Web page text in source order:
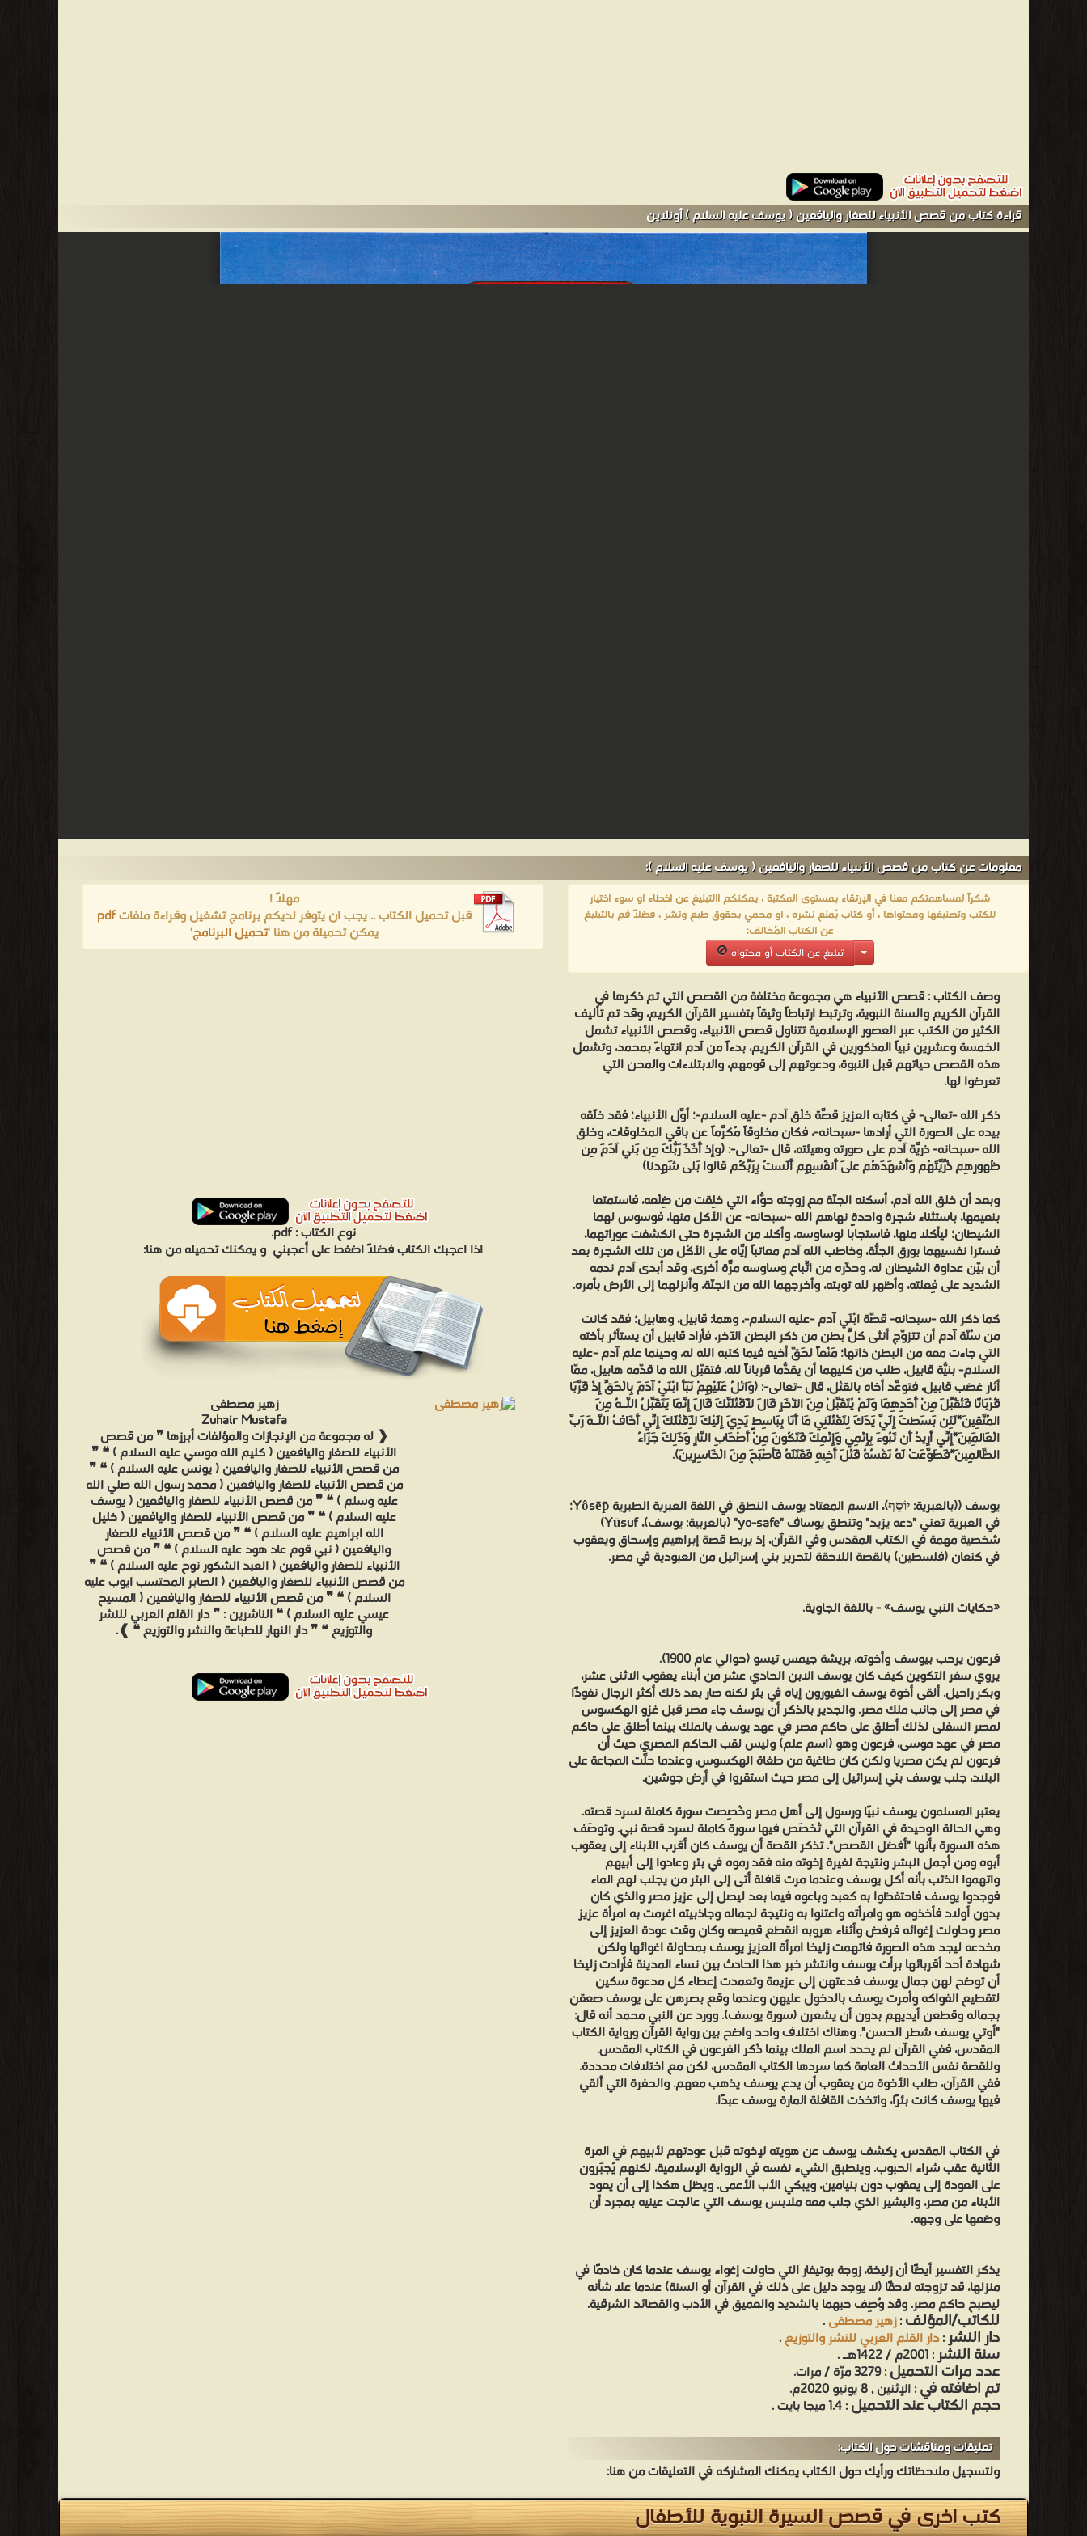
الفواكه وأمرت يوسف بالدخول عليهن وعندما وقع بصرهن على يوسف صعقن بجماله وقطعن أيديهم بدون أن يشعرن (سورة يوسف). وورد عن النبي محمد أنه قال: "أوتي يوسف شطر الحسن". وهناك
اختلاف واحد واضح بين رواية القرآن ورواية الكتاب المقدس، ففي القرآن لم يحدد اسم الملك بينما ذُكر الفرعون في الكتاب المقدس. وللقصة نفس الأحداث العامة كما سردها الكتاب المقدس، لكن مع
اختلافات محددة. ففي القرآن، طلب الأخوة من يعقوب أن يدع يوسف يذهب معهم. والحفرة التي أُلقي فيها يوسف كانت بئرًا، واتخذت القافلة المارة يوسف عبدًا. في الكتاب المقدس، يكشف يوسف عن
هويته لإخوته قبل عودتهم لأبيهم في المرة الثانية عقب شراء الحبوب. وينطبق الشيء نفسه في الرواية الإسلامية، لكنهم يُجبَرون على العودة إلى يعقوب دون بنيامين، ويبكي الأب الأعمى. ويظل هكذا
إلى أن يعود الأبناء من مصر، والبشير الذي جلب معه ملابس يوسف التي عالجت عينيه بمجرد أن وضعها على وجهه. يذكر التفسير أيضًا أن زليخة، زوجة بوتيفار التي حاولت إغواء يوسف عندما كان خادمًا في
منزلها، قد تزوجته لاحقًا (لا يوجد دليل على ذلك في القرآن أو السنة) عندما علا شأنه ليصبح حاكم مصر. وقد وُصِف حبهما بالشديد والعميق في الأدب والقصائد الشرقية.
قراءة كتاب من قصص الأنبياء للصغار واليافعين ( يوسف عليه السلام ) أونلاين
معلومات عن كتاب من قصص الأنبياء للصغار واليافعين ( يوسف عليه السلام ):
شكراً لمساهمتكم معنا في الإرتقاء بمستوى المكتبة ، يمكنكم االتبليغ عن اخطاء او سوء اختيار
للكتب وتصنيفها ومحتواها ، أو كتاب يُمنع نشره ، او محمي بحقوق طبع ونشر ، فضلاً قم بالتبليغ
عن الكتاب المُخالف:
تبليغ عن الكتاب أو محتواه
وصف الكتاب :قصص الأنبياء هي مجموعة مختلفة من القصص التي تم ذكرها في
القرآن الكريم والسنة النبوية، وترتبط ارتباطاً وثيقاً بتفسير القرآن الكريم، وقد تم تأليف
الكثير من الكتب عبر العصور الإسلامية تتناول قصص الأنبياء، وقصص الأنبياء تشمل
الخمسة وعشرين نبياً المذكورين في القرآن الكريم، بدءاً من آدم انتهاءً بمحمد، وتشمل
هذه القصص حياتهم قبل النبوة، ودعوتهم إلى قومهم، والابتلاءات والمحن التي
تعرضوا لها.
ذكر الله -تعالى- في كتابه العزيز قصّة خَلْق آدم -عليه السلام-؛ أوّل الأنبياء؛ فقد خَلَقه
بيده على الصورة التي أرادها -سبحانه-، فكان مخلوقاً مُكرَّماً عن باقي المخلوقات، وخلق
الله -سبحانه- ذريّة آدم على صورته وهيئته، قال -تعالى-: (وَإِذ أَخَذَ رَبُّكَ مِن بَني آدَمَ مِن
ظُهورِهِم ذُرِّيَّتَهُم وَأَشهَدَهُم عَلى أَنفُسِهِم أَلَستُ بِرَبِّكُم قالوا بَلى شَهِدنا)
وبعد أن خلق الله آدم، أسكنه الجنّة مع زوجته حوّاء التي خُلِقت من ضِلْعه، فاستمتعا
بنعيمها، باستثناء شجرة واحدةٍ نهاهم الله -سبحانه- عن الأكل منها، فوسوس لهما
الشيطان؛ ليأكلا منها، فاستجابا لوساوسه، وأكلا من الشجرة حتى انكشفت عوراتهما،
فسترا نفسيهما بورق الجنّة، وخاطب الله آدم مُعاتباً إيّاه على الأَكْل من تلك الشجرة بعد
أن بيّن عداوة الشيطان له، وحذّره من اتِّباع وساوسه مرّةً أخرى، وقد أبدى آدم ندمه
الشديد على فِعلته، وأظهر لله توبته، وأخرجهما الله من الجنّة، وأنزلهما إلى الأرض بأمره.
كما ذكر الله -سبحانه- قصّة ابْنَي آدم -عليه السلام-، وهما: قابيل، وهابيل؛ فقد كانت
من سُنّة آدم أن تتزوّج أنثى كلّ بطنٍ من ذكر البطن الآخر، فأراد قابيل أن يستأثر بأخته
التي جاءت معه من البطن ذاتها؛ مَنْعاً لحَقّ أخيه فيما كتبه الله له، وحينما علم آدم -عليه
السلام- بنيّة قابيل، طلب من كليهما أن يُقدّما قُرباناً لله، فتقبّل الله ما قدّمه هابيل، ممّا
أثار غضب قابيل، فتوعّد أخاه بالقَتْل، قال -تعالى-: (وَاتْلُ عَلَيْهِمْ نَبَأَ ابْنَيْ آدَمَ بِالْحَقِّ إِذْ قَرَّبَا
قُرْبَانًا فَتُقُبِّلَ مِنْ أَحَدِهِمَا وَلَمْ يُتَقَبَّلْ مِنَ الْآخَرِ قَالَ لَأَقْتُلَنَّكَ قَالَ إِنَّمَا يَتَقَبَّلُ اللَّـهُ مِنَ
الْمُتَّقِينَ*لَئِن بَسَطتَ إِلَيَّ يَدَكَ لِتَقْتُلَنِي مَا أَنَا بِبَاسِطٍ يَدِيَ إِلَيْكَ لِأَقْتُلَكَ إِنِّي أَخَافُ اللَّـهَ رَبَّ
الْعَالَمِينَ*إِنِّي أُرِيدُ أَن تَبُوءَ بِإِثْمِي وَإِثْمِكَ فَتَكُونَ مِنْ أَصْحَابِ النَّارِ وَذَلِكَ جَزَاءُ
الظَّالِمِينَ*فَطَوَّعَتْ لَهُ نَفْسُهُ قَتْلَ أَخِيهِ فَقَتَلَهُ فَأَصْبَحَ مِنَ الْخَاسِرِينَ).
يوسف ((بالعبرية: יוֹסֵף‏)، الاسم المعتاد يوسف النطق في اللغة العبرية الطبرية Yôsēp̄؛
في العبرية تعني "دعه يزيد" وتنطق يوساف "yo-safe" (بالعربية: يوسف)، Yūsuf)
شخصية مهمة في الكتاب المقدس وفي القرآن، إذ يربط قصة إبراهيم وإسحاق ويعقوب
في كنعان (فلسطين) بالقصة اللاحقة لتحرير بني إسرائيل من العبودية في مصر.
«حكايات النبي يوسف» - باللغة الجاوية.
فرعون يرحب بيوسف وأخوته، بريشة جيمس تيسو (حوالي عام 1900).
يروي سفر التكوين كيف كان يوسف الابن الحادي عشر من أبناء يعقوب الاثنى عشر،
وبكر راحيل. ألقى أخوة يوسف الغيورون إياه في بئر لكنه صار بعد ذلك أكثر الرجال نفوذًا
في مصر إلى جانب ملك مصر. والجدير بالذكر أن يوسف جاء مصر قبل غزو الهكسوس
لمصر السفلى لذلك أطلق على حاكم مصر في عهد يوسف بالملك بينما أطلق على حاكم
مصر في عهد موسى، فرعون وهو (اسم علم) وليس لقب الحاكم المصري حيث أن
فرعون لم يكن مصريا ولكن كان طاغية من طغاة الهكسوس، وعندما حلَّت المجاعة على
البلاد، جلب يوسف بني إسرائيل إلى مصر حيث استقروا في أرض جوشين.
يعتبر المسلمون يوسف نبيًا ورسول إلى أهل مصر وخُصِصت سورة كاملة لسرد قصته.
وهي الحالة الوحيدة في القرآن التي تُخصَص فيها سورة كاملة لسرد قصة نبي. وتوصَف
هذه السورة بأنها "أفضل القصص". تذكر القصة أن يوسف كان أقرب الأبناء إلى يعقوب
أبوه ومن أجمل البشر ونتيجة لغيرة إخوته منه فقد رموه في بئر وعادوا إلى أبيهم
واتهموا الذئب بأنه أكل يوسف وعندما مرت قافلة أتى إلى البئر من يجلب لهم الماء
فوجدوا يوسف فاحتفظوا به كعبد وباعوه فيما بعد ليصل إلى عزيز مصر والذي كان
بدون أولاد فأخذوه هو وامرأته واعتنوا به ونتيجة لجماله وجاذبيته اغرمت به امرأة عزيز
مصر وحاولت إغوائه فرفض وأثناء هروبه انقطع قميصه وكان وقت عودة العزيز إلى
مخدعه ليجد هذه الصورة فاتهمت زليخا امرأة العزيز يوسف بمحاولة اغوائها ولكن
شهادة أحد أقربائها برأت يوسف وانتشر خبر هذا الحادث بين نساء المدينة فأرادت زليخا
أن توضح لهن جمال يوسف فدعتهن إلى عزيمة وتعمدت إعطاء كل مدعوة سكين
لتقطيع الفواكه وأمرت يوسف بالدخول عليهن وعندما وقع بصرهن على يوسف صعقن
بجماله وقطعن أيديهم بدون أن يشعرن (سورة يوسف). وورد عن النبي محمد أنه قال:
"أوتي يوسف شطر الحسن". وهناك اختلاف واحد واضح بين رواية القرآن ورواية الكتاب
المقدس، ففي القرآن لم يحدد اسم الملك بينما ذُكر الفرعون في الكتاب المقدس.
وللقصة نفس الأحداث العامة كما سردها الكتاب المقدس، لكن مع اختلافات محددة.
ففي القرآن، طلب الأخوة من يعقوب أن يدع يوسف يذهب معهم. والحفرة التي أُلقي
فيها يوسف كانت بئرًا، واتخذت القافلة المارة يوسف عبدًا.
في الكتاب المقدس، يكشف يوسف عن هويته لإخوته قبل عودتهم لأبيهم في المرة
الثانية عقب شراء الحبوب. وينطبق الشيء نفسه في الرواية الإسلامية، لكنهم يُجبَرون
على العودة إلى يعقوب دون بنيامين، ويبكي الأب الأعمى. ويظل هكذا إلى أن يعود
الأبناء من مصر، والبشير الذي جلب معه ملابس يوسف التي عالجت عينيه بمجرد أن
وضعها على وجهه.
يذكر التفسير أيضًا أن زليخة، زوجة بوتيفار التي حاولت إغواء يوسف عندما كان خادمًا في
منزلها، قد تزوجته لاحقًا (لا يوجد دليل على ذلك في القرآن أو السنة) عندما علا شأنه
ليصبح حاكم مصر. وقد وُصِف حبهما بالشديد والعميق في الأدب والقصائد الشرقية.
للكاتب/المؤلف:زهير مصطفى.
دار النشر:دار القلم العربي للنشر والتوزيع.
سنة النشر: 2001م / 1422هـ .
عدد مرات التحميل: 3279 مرّة / مرات.
تم اضافته في: الإثنين , 8 يونيو 2020م.
حجم الكتاب عند التحميل: 1.4 ميجا بايت .
تعليقات ومناقشات حول الكتاب:
ولتسجيل ملاحظاتك ورأيك حول الكتاب يمكنك المشاركه في التعليقات من هنا:
مهلاً !
قبل تحميل الكتاب .. يجب ان يتوفر لديكم برنامج تشغيل وقراءة ملفاتpdf
يمكن تحميلة من هنا 'تحميل البرنامج'
نوع الكتاب :pdf.
اذا اعجبك الكتاب فضلاً اضغط على أعجبني و يمكنك تحميله من هنا:
زهير مصطفى
Zuhair Mustafa
❰ له مجموعة من الإنجازات والمؤلفات أبرزها ❞ من قصص
الأنبياء للصغار واليافعين ( كليم الله موسي عليه السلام ) ❝ ❞
من قصص الأنبياء للصغار واليافعين ( يونس عليه السلام ) ❝ ❞
من قصص الأنبياء للصغار واليافعين ( محمد رسول الله صلي الله
عليه وسلم ) ❝ ❞ من قصص الأنبياء للصغار واليافعين ( يوسف
عليه السلام ) ❝ ❞ من قصص الأنبياء للصغار واليافعين ( خليل
الله ابراهيم عليه السلام ) ❝ ❞ من قصص الأنبياء للصغار
واليافعين ( نبي قوم عاد هود عليه السلام ) ❝ ❞ من قصص
الأنبياء للصغار واليافعين ( العبد الشكور نوح عليه السلام ) ❝ ❞
من قصص الأنبياء للصغار واليافعين ( الصابر المحتسب ايوب عليه
السلام ) ❝ ❞ من قصص الأنبياء للصغار واليافعين ( المسيح
عيسي عليه السلام ) ❝ الناشرين : ❞ دار القلم العربي للنشر
والتوزيع ❝ ❞ دار النهار للطباعة والنشر والتوزيع ❝ ❱.
كتب اخرى في قصص السيرة النبوية للأطفال